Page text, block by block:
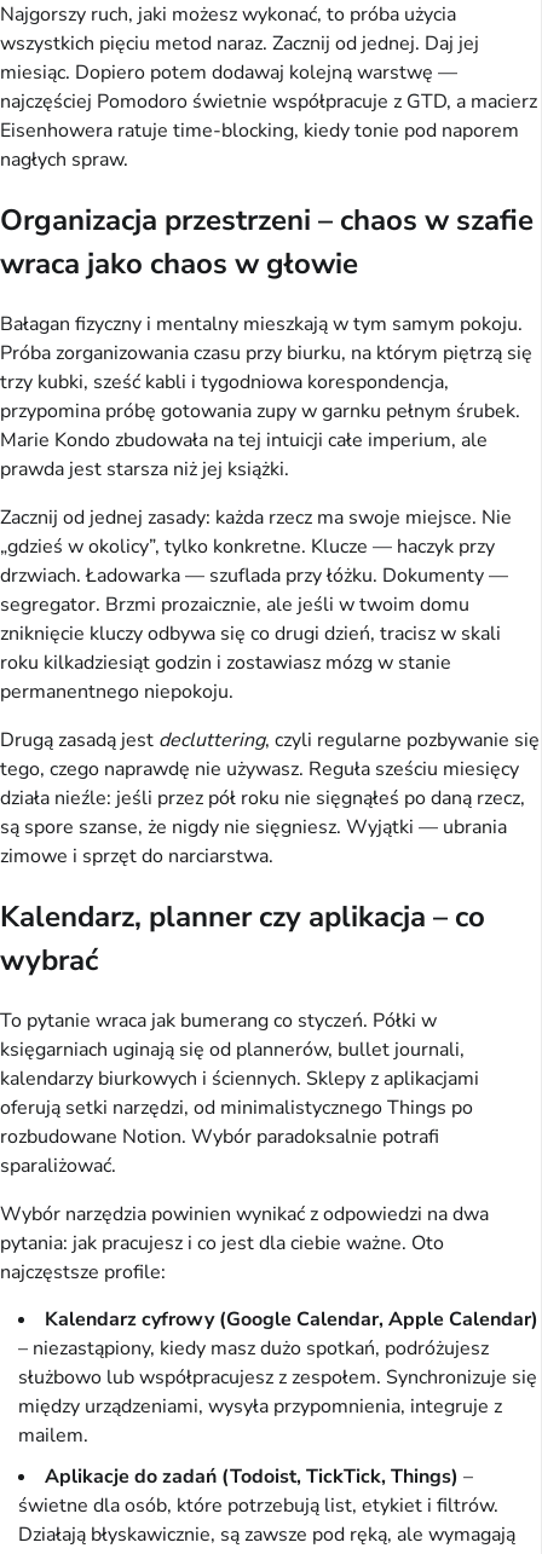
Najgorszy ruch, jaki możesz wykonać, to próba użycia
wszystkich pięciu metod naraz. Zacznij od jednej. Daj jej
miesiąc. Dopiero potem dodawaj kolejną warstwę —
najczęściej Pomodoro świetnie współpracuje z GTD, a macierz
Eisenhowera ratuje time-blocking, kiedy tonie pod naporem
nagłych spraw.
Organizacja przestrzeni – chaos w szafie
wraca jako chaos w głowie
Bałagan fizyczny i mentalny mieszkają w tym samym pokoju.
Próba zorganizowania czasu przy biurku, na którym piętrzą się
trzy kubki, sześć kabli i tygodniowa korespondencja,
przypomina próbę gotowania zupy w garnku pełnym śrubek.
Marie Kondo zbudowała na tej intuicji całe imperium, ale
prawda jest starsza niż jej książki.
Zacznij od jednej zasady: każda rzecz ma swoje miejsce. Nie
„gdzieś w okolicy”, tylko konkretne. Klucze — haczyk przy
drzwiach. Ładowarka — szuflada przy łóżku. Dokumenty —
segregator. Brzmi prozaicznie, ale jeśli w twoim domu
zniknięcie kluczy odbywa się co drugi dzień, tracisz w skali
roku kilkadziesiąt godzin i zostawiasz mózg w stanie
permanentnego niepokoju.
Drugą zasadą jest decluttering, czyli regularne pozbywanie się
tego, czego naprawdę nie używasz. Reguła sześciu miesięcy
działa nieźle: jeśli przez pół roku nie sięgnąłeś po daną rzecz,
są spore szanse, że nigdy nie sięgniesz. Wyjątki — ubrania
zimowe i sprzęt do narciarstwa.
Kalendarz, planner czy aplikacja – co
wybrać
To pytanie wraca jak bumerang co styczeń. Półki w
księgarniach uginają się od plannerów, bullet journali,
kalendarzy biurkowych i ściennych. Sklepy z aplikacjami
oferują setki narzędzi, od minimalistycznego Things po
rozbudowane Notion. Wybór paradoksalnie potrafi
sparaliżować.
Wybór narzędzia powinien wynikać z odpowiedzi na dwa
pytania: jak pracujesz i co jest dla ciebie ważne. Oto
najczęstsze profile:
Kalendarz cyfrowy (Google Calendar, Apple Calendar)
– niezastąpiony, kiedy masz dużo spotkań, podróżujesz
służbowo lub współpracujesz z zespołem. Synchronizuje się
między urządzeniami, wysyła przypomnienia, integruje z
mailem.
Aplikacje do zadań (Todoist, TickTick, Things) –
świetne dla osób, które potrzebują list, etykiet i filtrów.
Działają błyskawicznie, są zawsze pod ręką, ale wymagają